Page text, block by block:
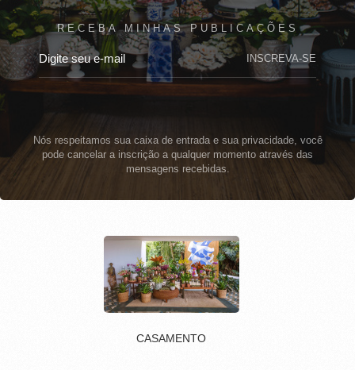
RECEBA MINHAS PUBLICAÇÕES
INSCREVA-SE
Nós respeitamos sua caixa de entrada e sua privacidade, você
pode cancelar a inscrição a qualquer momento através das
mensagens recebidas.
CASAMENTO